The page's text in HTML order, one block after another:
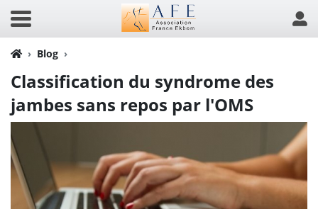
Blog
Classification du syndrome des
jambes sans repos par l'OMS